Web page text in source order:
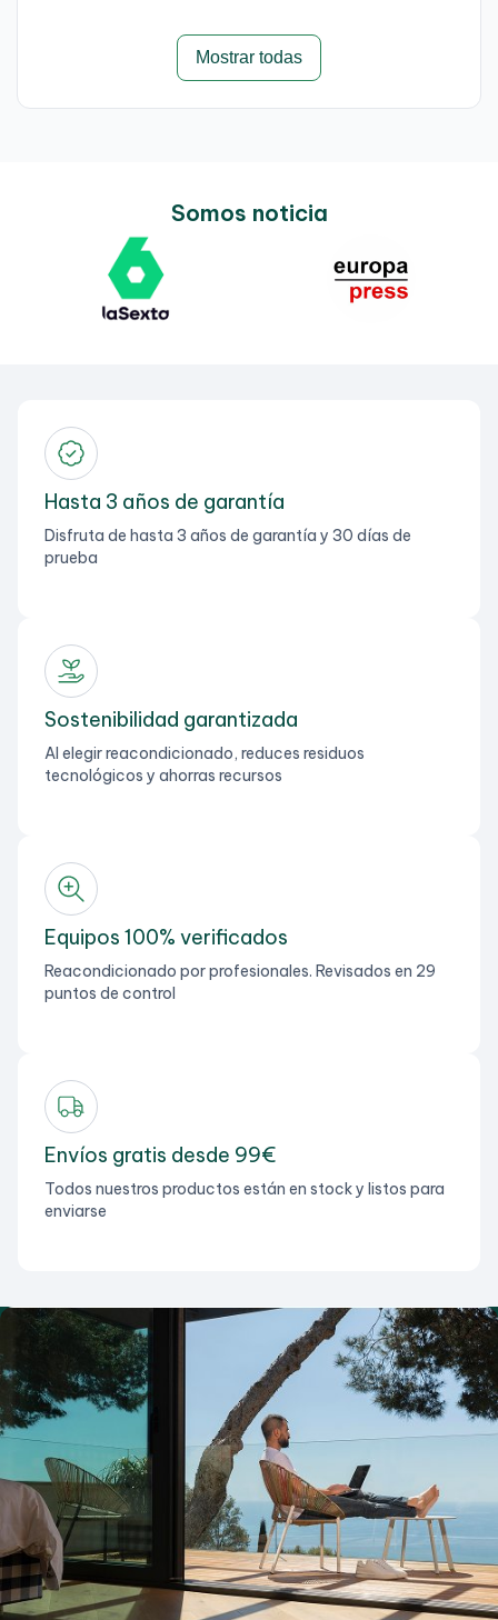
Mostrar todas
Somos noticia
Hasta 3 años de garantía
Disfruta de hasta 3 años de garantía y 30 días de
prueba
Sostenibilidad garantizada
Al elegir reacondicionado, reduces residuos
tecnológicos y ahorras recursos
Equipos 100% verificados
Reacondicionado por profesionales. Revisados en 29
puntos de control
Envíos gratis desde 99€
Todos nuestros productos están en stock y listos para
enviarse